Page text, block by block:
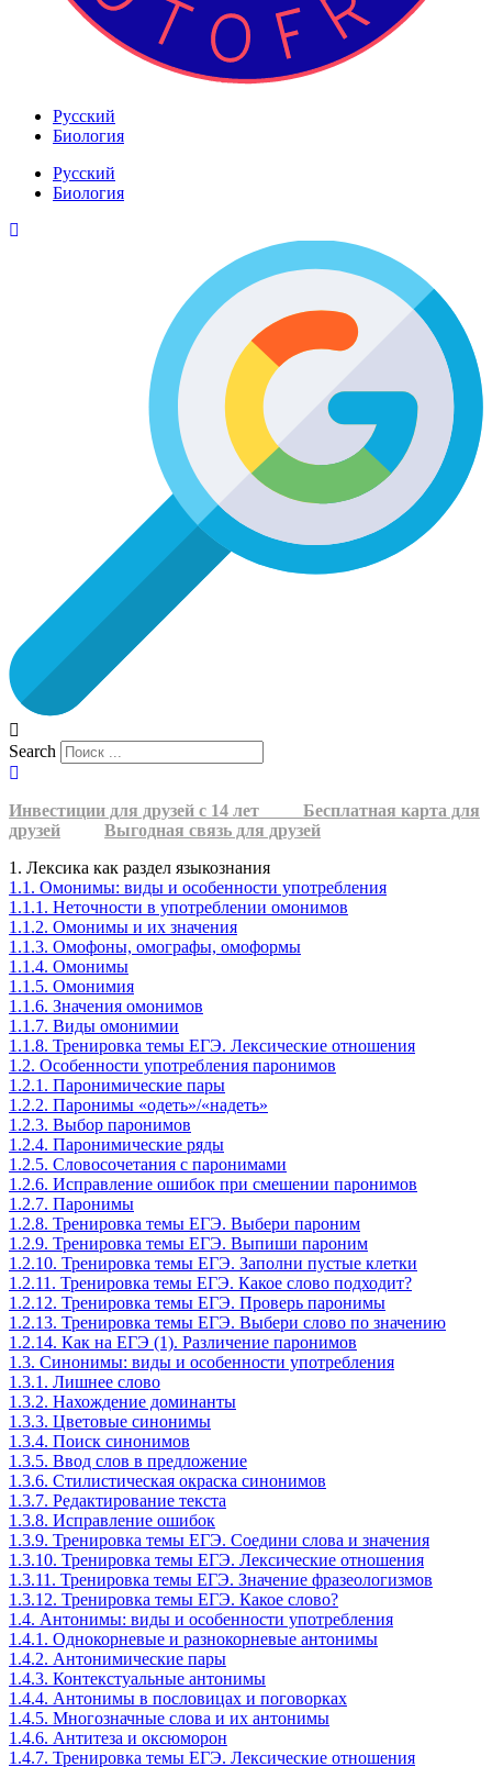
Русский
Биология
Русский
Биология
Search
Инвестиции для друзей с 14 лет Бесплатная карта для
друзей
Выгодная связь для друзей
1. Лексика как раздел языкознания
1.1. Омонимы: виды и особенности употребления
1.1.1. Неточности в употреблении омонимов
1.1.2. Омонимы и их значения
1.1.3. Омофоны, омографы, омоформы
1.1.4. Омонимы
1.1.5. Омонимия
1.1.6. Значения омонимов
1.1.7. Виды омонимии
1.1.8. Тренировка темы ЕГЭ. Лексические отношения
1.2. Особенности употребления паронимов
1.2.1. Паронимические пары
1.2.2. Паронимы «одеть»/«надеть»
1.2.3. Выбор паронимов
1.2.4. Паронимические ряды
1.2.5. Словосочетания с паронимами
1.2.6. Исправление ошибок при смешении паронимов
1.2.7. Паронимы
1.2.8. Тренировка темы ЕГЭ. Выбери пароним
1.2.9. Тренировка темы ЕГЭ. Выпиши пароним
1.2.10. Тренировка темы ЕГЭ. Заполни пустые клетки
1.2.11. Тренировка темы ЕГЭ. Какое слово подходит?
1.2.12. Тренировка темы ЕГЭ. Проверь паронимы
1.2.13. Тренировка темы ЕГЭ. Выбери слово по значению
1.2.14. Как на ЕГЭ (1). Различение паронимов
1.3. Синонимы: виды и особенности употребления
1.3.1. Лишнее слово
1.3.2. Нахождение доминанты
1.3.3. Цветовые синонимы
1.3.4. Поиск синонимов
1.3.5. Ввод слов в предложение
1.3.6. Стилистическая окраска синонимов
1.3.7. Редактирование текста
1.3.8. Исправление ошибок
1.3.9. Тренировка темы ЕГЭ. Соедини слова и значения
1.3.10. Тренировка темы ЕГЭ. Лексические отношения
1.3.11. Тренировка темы ЕГЭ. Значение фразеологизмов
1.3.12. Тренировка темы ЕГЭ. Какое слово?
1.4. Антонимы: виды и особенности употребления
1.4.1. Однокорневые и разнокорневые антонимы
1.4.2. Антонимические пары
1.4.3. Контекстуальные антонимы
1.4.4. Антонимы в пословицах и поговорках
1.4.5. Многозначные слова и их антонимы
1.4.6. Антитеза и оксюморон
1.4.7. Тренировка темы ЕГЭ. Лексические отношения